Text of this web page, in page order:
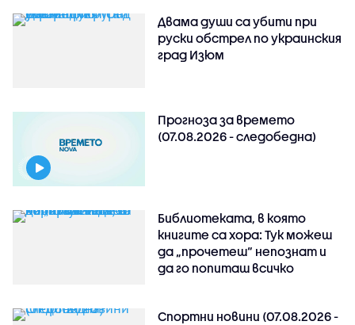
Двама души са убити при
руски обстрeл по украинския
град Изюм
Прогноза за времето
(07.08.2026 - следобедна)
Библиотеката, в която
книгите са хора: Тук можеш
да „прочетеш“ непознат и
да го попиташ всичко
Спортни новини (07.08.2026 -